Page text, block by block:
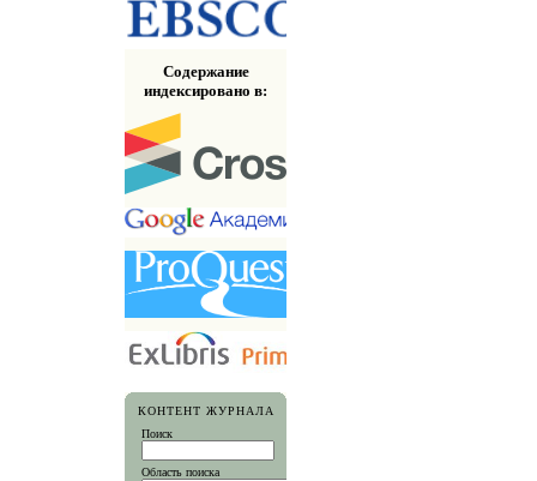
Содержание
индексировано в:
КОНТЕНТ ЖУРНАЛА
Поиск
Область поиска